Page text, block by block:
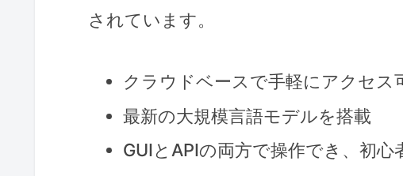
されています。
クラウドベースで手軽にアクセス
最新の大規模言語モデルを搭載
GUIとAPIの両方で操作でき、初